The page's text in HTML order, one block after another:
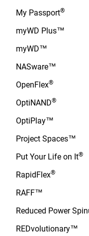
My Passport®
myWD Plus™
myWD™
NASware™
OpenFlex®
OptiNAND®
OptiPlay™
Project Spaces™
Put Your Life on It®
RapidFlex®
RAFF™
Reduced Power
REDvolutionary™